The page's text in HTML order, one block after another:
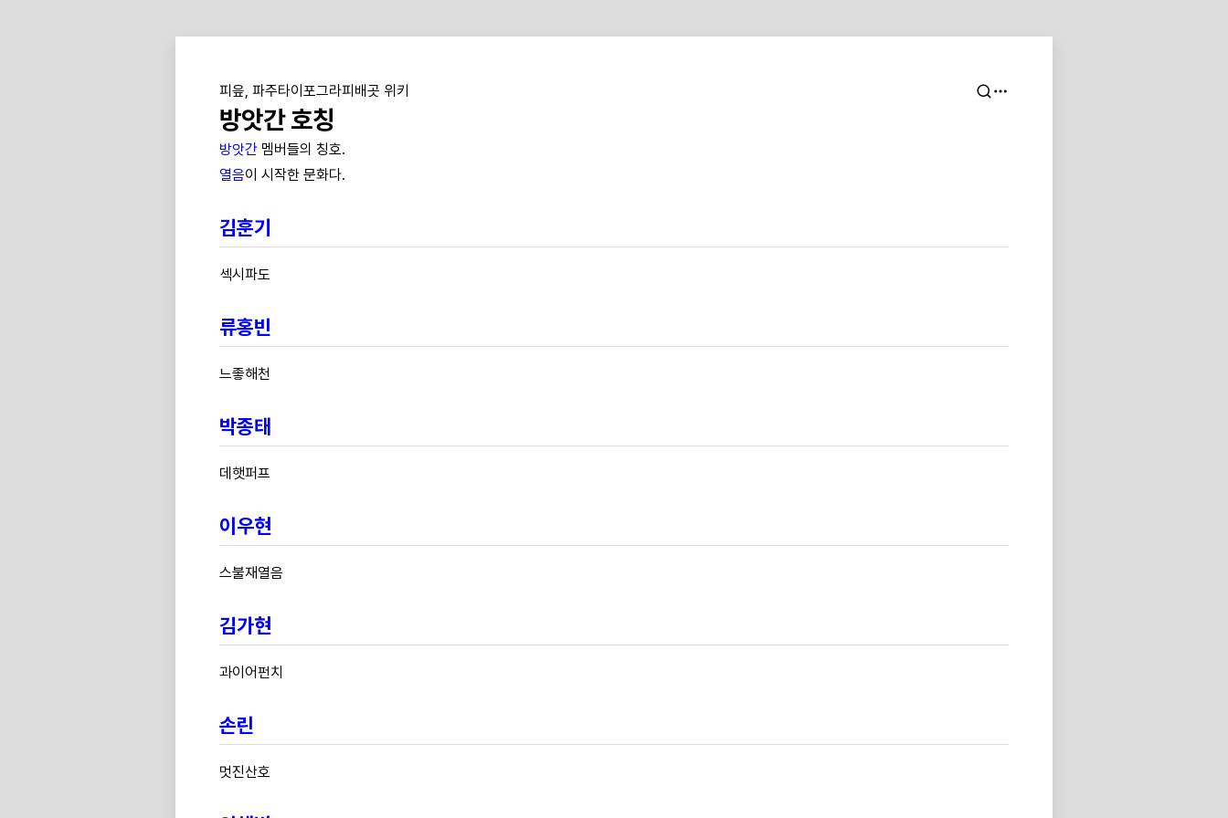
피읖, 파주타이포그라피배곳 위키
방앗간 호칭
방앗간 멤버들의 칭호.
열음이 시작한 문화다.
김훈기
섹시파도
류홍빈
느좋해천
박종태
데햇퍼프
이우현
스불재열음
김가현
과이어펀치
손린
멋진산호